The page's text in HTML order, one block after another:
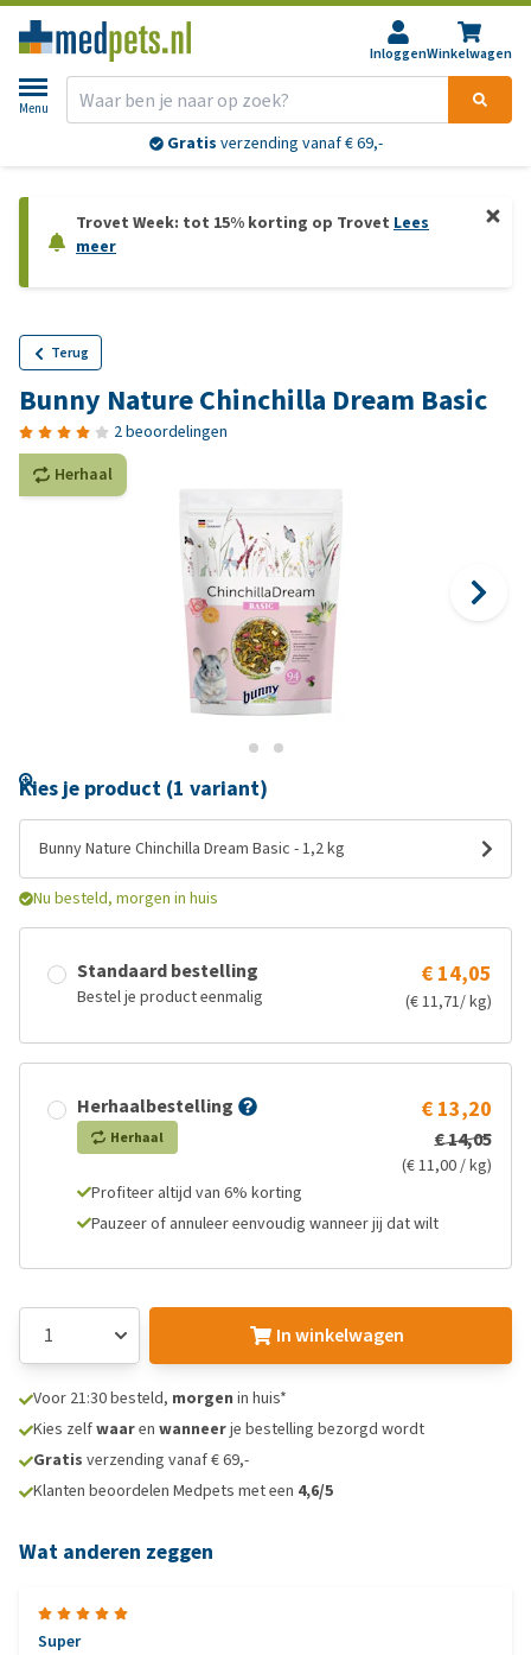
InloggenWinkelwagen
Menu
Gratis verzending vanaf € 69,-
Trovet Week: tot 15% korting op Trovet Lees
meer
Terug
Bunny Nature Chinchilla Dream Basic
2 beoordelingen
Herhaal
Kies je product (1 variant)
Bunny Nature Chinchilla Dream Basic - 1,2 kg
Nu besteld, morgen in huis
Standaard bestelling
Bestel je product eenmalig
€ 14,05
(€ 11,71/ kg)
Herhaalbestelling
Herhaal
€ 13,20
€ 14,05
(€ 11,00 / kg)
Profiteer altijd van 6% korting
Pauzeer of annuleer eenvoudig wanneer jij dat wilt
In winkelwagen
Voor 21:30 besteld, morgen in huis*
Kies zelfwaaren wanneerje bestelling bezorgd wordt
Gratis verzending vanaf € 69,-
Klanten beoordelen Medpets met een 4,6/5
Wat anderen zeggen
Super